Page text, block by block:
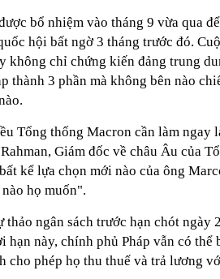
bổ nhiệm vào tháng 9 vừa qua
hội bất ngờ 3 tháng trước đó.
không chỉ chứng kiến đảng trung
thành 3 phần mà không bên nào
Tổng thống Macron cần làm ngay
Giám đốc về châu Âu của
kể lựa chọn mới nào của ông
họ muốn".
thảo ngân sách trước hạn chót ngày
hạn này, chính phủ Pháp vẫn có
cho phép họ thu thuế và trả lương